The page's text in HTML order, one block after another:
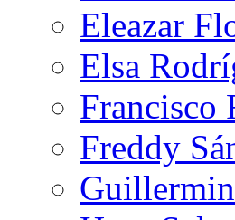
Eleazar
Elsa
Francisco
Freddy